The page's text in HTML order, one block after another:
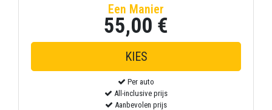
Een Manier
55,00 €
Per auto
All-inclusive prijs
Aanbevolen prijs